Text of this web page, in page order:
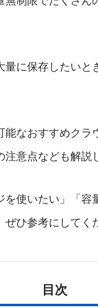
に保存したいと
なおすすめクラ
意点なども解説
を使いたい」「
ひ参考にしてく
目次